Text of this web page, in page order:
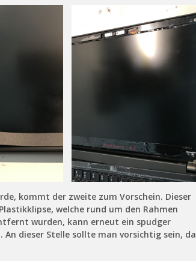
kommt der zweite zum Vorschein. Dieser
welche rund um den Rahmen
wurden, kann erneut ein spudger
dieser Stelle sollte man vorsichtig sein, da